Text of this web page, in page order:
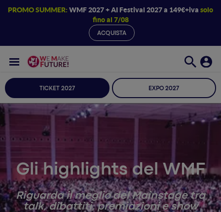
PROMO SUMMER: WMF 2027 + AI Festival 2027 a 149€+iva solo
fino al 7/08
ACQUISTA
TICKET 2027 EXPO 2027
Gli highlights del WMF
Riguarda il meglio del Mainstage tra
talk, dibattiti, premiazioni e show